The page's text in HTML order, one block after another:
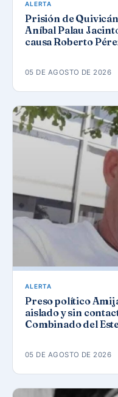
ALERTA
Prisión de
Aníbal Palau
causa Roberto
05 DE AGOSTO DE 2026
ALERTA
Preso político
aislado y sin
Combinado del
05 DE AGOSTO DE 2026